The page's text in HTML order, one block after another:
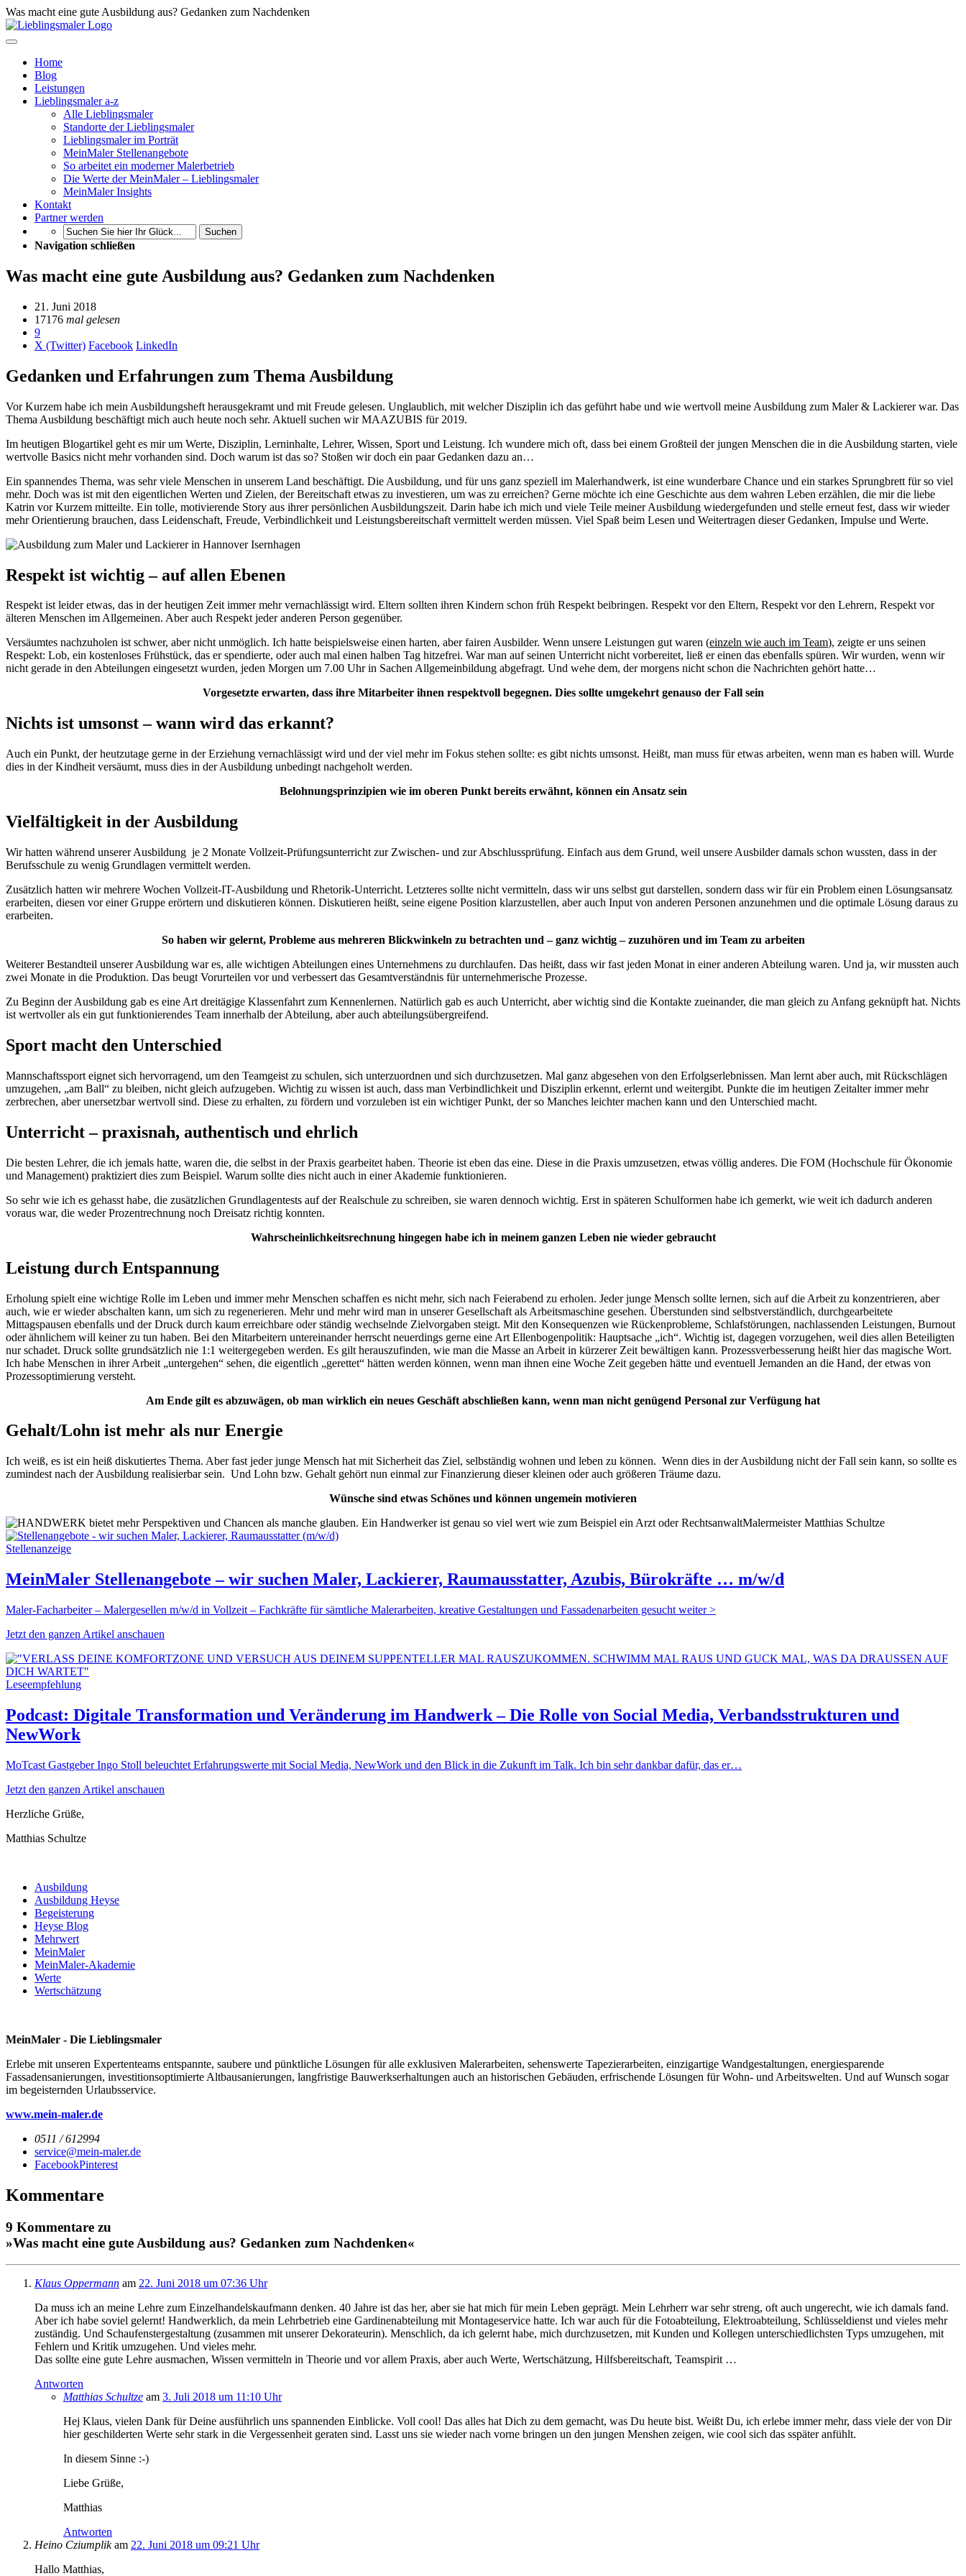
Was macht eine gute Ausbildung aus? Gedanken zum Nachdenken
Home
Blog
Leistungen
Lieblingsmaler a-z
Alle Lieblingsmaler
Standorte der Lieblingsmaler
Lieblingsmaler im Porträt
MeinMaler Stellenangebote
So arbeitet ein moderner Malerbetrieb
Die Werte der MeinMaler – Lieblingsmaler
MeinMaler Insights
Kontakt
Partner werden
Suchen
Navigation schließen
Was macht eine gute Ausbildung aus? Gedanken zum Nachdenken
21. Juni 2018
17176 mal gelesen
9
X (Twitter) Facebook LinkedIn
Gedanken und Erfahrungen zum Thema Ausbildung
Vor Kurzem habe ich mein Ausbildungsheft herausgekramt und mit Freude gelesen. Unglaublich, mit welcher Disziplin ich das geführt habe und wie wertvoll meine Ausbildung zum Maler & Lackierer war. Das
Thema Ausbildung beschäftigt mich auch heute noch sehr. Aktuell suchen wir MAAZUBIS für 2019.
Im heutigen Blogartikel geht es mir um Werte, Disziplin, Lerninhalte, Lehrer, Wissen, Sport und Leistung. Ich wundere mich oft, dass bei einem Großteil der jungen Menschen die in die Ausbildung starten, viele
wertvolle Basics nicht mehr vorhanden sind. Doch warum ist das so? Stoßen wir doch ein paar Gedanken dazu an…
Ein spannendes Thema, was sehr viele Menschen in unserem Land beschäftigt. Die Ausbildung, und für uns ganz speziell im Malerhandwerk, ist eine wunderbare Chance und ein starkes Sprungbrett für so viel
mehr. Doch was ist mit den eigentlichen Werten und Zielen, der Bereitschaft etwas zu investieren, um was zu erreichen? Gerne möchte ich eine Geschichte aus dem wahren Leben erzählen, die mir die liebe
Katrin vor Kurzem mitteilte. Ein tolle, motivierende Story aus ihrer persönlichen Ausbildungszeit. Darin habe ich mich und viele Teile meiner Ausbildung wiedergefunden und stelle erneut fest, dass wir wieder
mehr Orientierung brauchen, dass Leidenschaft, Freude, Verbindlichkeit und Leistungsbereitschaft vermittelt werden müssen. Viel Spaß beim Lesen und Weitertragen dieser Gedanken, Impulse und Werte.
Respekt ist wichtig – auf allen Ebenen
Respekt ist leider etwas, das in der heutigen Zeit immer mehr vernachlässigt wird. Eltern sollten ihren Kindern schon früh Respekt beibringen. Respekt vor den Eltern, Respekt vor den Lehrern, Respekt vor
älteren Menschen im Allgemeinen. Aber auch Respekt jeder anderen Person gegenüber.
Versäumtes nachzuholen ist schwer, aber nicht unmöglich. Ich hatte beispielsweise einen harten, aber fairen Ausbilder. Wenn unsere Leistungen gut waren (einzeln wie auch im Team), zeigte er uns seinen
Respekt: Lob, ein kostenloses Frühstück, das er spendierte, oder auch mal einen halben Tag hitzefrei. War man auf seinen Unterricht nicht vorbereitet, ließ er einen das ebenfalls spüren. Wir wurden, wenn wir
nicht gerade in den Abteilungen eingesetzt wurden, jeden Morgen um 7.00 Uhr in Sachen Allgemeinbildung abgefragt. Und wehe dem, der morgens nicht schon die Nachrichten gehört hatte…
Vorgesetzte erwarten, dass ihre Mitarbeiter ihnen respektvoll begegnen. Dies sollte umgekehrt genauso der Fall sein
Nichts ist umsonst – wann wird das erkannt?
Auch ein Punkt, der heutzutage gerne in der Erziehung vernachlässigt wird und der viel mehr im Fokus stehen sollte: es gibt nichts umsonst. Heißt, man muss für etwas arbeiten, wenn man es haben will. Wurde
dies in der Kindheit versäumt, muss dies in der Ausbildung unbedingt nachgeholt werden.
Belohnungsprinzipien wie im oberen Punkt bereits erwähnt, können ein Ansatz sein
Vielfältigkeit in der Ausbildung
Wir hatten während unserer Ausbildung je 2 Monate Vollzeit-Prüfungsunterricht zur Zwischen- und zur Abschlussprüfung. Einfach aus dem Grund, weil unsere Ausbilder damals schon wussten, dass in der
Berufsschule zu wenig Grundlagen vermittelt werden.
Zusätzlich hatten wir mehrere Wochen Vollzeit-IT-Ausbildung und Rhetorik-Unterricht. Letzteres sollte nicht vermitteln, dass wir uns selbst gut darstellen, sondern dass wir für ein Problem einen Lösungsansatz
erarbeiten, diesen vor einer Gruppe erörtern und diskutieren können. Diskutieren heißt, seine eigene Position klarzustellen, aber auch Input von anderen Personen anzunehmen und die optimale Lösung daraus zu
erarbeiten.
So haben wir gelernt, Probleme aus mehreren Blickwinkeln zu betrachten und – ganz wichtig – zuzuhören und im Team zu arbeiten
Weiterer Bestandteil unserer Ausbildung war es, alle wichtigen Abteilungen eines Unternehmens zu durchlaufen. Das heißt, dass wir fast jeden Monat in einer anderen Abteilung waren. Und ja, wir mussten auch
zwei Monate in die Produktion. Das beugt Vorurteilen vor und verbessert das Gesamtverständnis für unternehmerische Prozesse.
Zu Beginn der Ausbildung gab es eine Art dreitägige Klassenfahrt zum Kennenlernen. Natürlich gab es auch Unterricht, aber wichtig sind die Kontakte zueinander, die man gleich zu Anfang geknüpft hat. Nichts
ist wertvoller als ein gut funktionierendes Team innerhalb der Abteilung, aber auch abteilungsübergreifend.
Sport macht den Unterschied
Mannschaftssport eignet sich hervorragend, um den Teamgeist zu schulen, sich unterzuordnen und sich durchzusetzen. Mal ganz abgesehen von den Erfolgserlebnissen. Man lernt aber auch, mit Rückschlägen
umzugehen, „am Ball“ zu bleiben, nicht gleich aufzugeben. Wichtig zu wissen ist auch, dass man Verbindlichkeit und Disziplin erkennt, erlernt und weitergibt. Punkte die im heutigen Zeitalter immer mehr
zerbrechen, aber unersetzbar wertvoll sind. Diese zu erhalten, zu fördern und vorzuleben ist ein wichtiger Punkt, der so Manches leichter machen kann und den Unterschied macht.
Unterricht – praxisnah, authentisch und ehrlich
Die besten Lehrer, die ich jemals hatte, waren die, die selbst in der Praxis gearbeitet haben. Theorie ist eben das eine. Diese in die Praxis umzusetzen, etwas völlig anderes. Die FOM (Hochschule für Ökonomie
und Management) praktiziert dies zum Beispiel. Warum sollte dies nicht auch in einer Akademie funktionieren.
So sehr wie ich es gehasst habe, die zusätzlichen Grundlagentests auf der Realschule zu schreiben, sie waren dennoch wichtig. Erst in späteren Schulformen habe ich gemerkt, wie weit ich dadurch anderen
voraus war, die weder Prozentrechnung noch Dreisatz richtig konnten.
Wahrscheinlichkeitsrechnung hingegen habe ich in meinem ganzen Leben nie wieder gebraucht
Leistung durch Entspannung
Erholung spielt eine wichtige Rolle im Leben und immer mehr Menschen schaffen es nicht mehr, sich nach Feierabend zu erholen. Jeder junge Mensch sollte lernen, sich auf die Arbeit zu konzentrieren, aber
auch, wie er wieder abschalten kann, um sich zu regenerieren. Mehr und mehr wird man in unserer Gesellschaft als Arbeitsmaschine gesehen. Überstunden sind selbstverständlich, durchgearbeitete
Mittagspausen ebenfalls und der Druck durch kaum erreichbare oder ständig wechselnde Zielvorgaben steigt. Mit den Konsequenzen wie Rückenprobleme, Schlafstörungen, nachlassenden Leistungen, Burnout
oder ähnlichem will keiner zu tun haben. Bei den Mitarbeitern untereinander herrscht neuerdings gerne eine Art Ellenbogenpolitik: Hauptsache „ich“. Wichtig ist, dagegen vorzugehen, weil dies allen Beteiligten
nur schadet. Druck sollte grundsätzlich nie 1:1 weitergegeben werden. Es gilt herauszufinden, wie man die Masse an Arbeit in kürzerer Zeit bewältigen kann. Prozessverbesserung heißt hier das magische Wort.
Ich habe Menschen in ihrer Arbeit „untergehen“ sehen, die eigentlich „gerettet“ hätten werden können, wenn man ihnen eine Woche Zeit gegeben hätte und eventuell Jemanden an die Hand, der etwas von
Prozessoptimierung versteht.
Am Ende gilt es abzuwägen, ob man wirklich ein neues Geschäft abschließen kann, wenn man nicht genügend Personal zur Verfügung hat
Gehalt/Lohn ist mehr als nur Energie
Ich weiß, es ist ein heiß diskutiertes Thema. Aber fast jeder junge Mensch hat mit Sicherheit das Ziel, selbständig wohnen und leben zu können. Wenn dies in der Ausbildung nicht der Fall sein kann, so sollte es
zumindest nach der Ausbildung realisierbar sein. Und Lohn bzw. Gehalt gehört nun einmal zur Finanzierung dieser kleinen oder auch größeren Träume dazu.
Wünsche sind etwas Schönes und können ungemein motivieren
Stellenanzeige
MeinMaler Stellenangebote – wir suchen Maler, Lackierer, Raumausstatter, Azubis, Bürokräfte … m/w/d
Maler-Facharbeiter – Malergesellen m/w/d in Vollzeit – Fachkräfte für sämtliche Malerarbeiten, kreative Gestaltungen und Fassadenarbeiten gesucht weiter >
Jetzt den ganzen Artikel anschauen
Leseempfehlung
Podcast: Digitale Transformation und Veränderung im Handwerk – Die Rolle von Social Media, Verbandsstrukturen und
NewWork
MoTcast Gastgeber Ingo Stoll beleuchtet Erfahrungswerte mit Social Media, NewWork und den Blick in die Zukunft im Talk. Ich bin sehr dankbar dafür, das er…
Jetzt den ganzen Artikel anschauen
Herzliche Grüße,
Matthias Schultze
Ausbildung
Ausbildung Heyse
Begeisterung
Heyse Blog
Mehrwert
MeinMaler
MeinMaler-Akademie
Werte
Wertschätzung
MeinMaler - Die Lieblingsmaler
Erlebe mit unseren Expertenteams entspannte, saubere und pünktliche Lösungen für alle exklusiven Malerarbeiten, sehenswerte Tapezierarbeiten, einzigartige Wandgestaltungen, energiesparende
Fassadensanierungen, investitionsoptimierte Altbausanierungen, langfristige Bauwerkserhaltungen auch an historischen Gebäuden, erfrischende Lösungen für Wohn- und Arbeitswelten. Und auf Wunsch sogar
im begeisternden Urlaubsservice.
www.mein-maler.de
0511 / 612994
service@mein-maler.de
FacebookPinterest
Kommentare
9 Kommentare zu
»Was macht eine gute Ausbildung aus? Gedanken zum Nachdenken«
Klaus Oppermann am 22. Juni 2018 um 07:36 Uhr
Da muss ich an meine Lehre zum Einzelhandelskaufmann denken. 40 Jahre ist das her, aber sie hat mich für mein Leben geprägt. Mein Lehrherr war sehr streng, oft auch ungerecht, wie ich damals fand.
Aber ich habe soviel gelernt! Handwerklich, da mein Lehrbetrieb eine Gardinenabteilung mit Montageservice hatte. Ich war auch für die Fotoabteilung, Elektroabteilung, Schlüsseldienst und vieles mehr
zuständig. Und Schaufenstergestaltung (zusammen mit unserer Dekorateurin). Menschlich, da ich gelernt habe, mich durchzusetzen, mit Kunden und Kollegen unterschiedlichsten Typs umzugehen, mit
Fehlern und Kritik umzugehen. Und vieles mehr.
Das sollte eine gute Lehre ausmachen, Wissen vermitteln in Theorie und vor allem Praxis, aber auch Werte, Wertschätzung, Hilfsbereitschaft, Teamspirit …
Antworten
Matthias Schultze am 3. Juli 2018 um 11:10 Uhr
Hej Klaus, vielen Dank für Deine ausführlich uns spannenden Einblicke. Voll cool! Das alles hat Dich zu dem gemacht, was Du heute bist. Weißt Du, ich erlebe immer mehr, dass viele der von Dir
hier geschilderten Werte sehr stark in die Vergessenheit geraten sind. Lasst uns sie wieder nach vorne bringen un den jungen Menshen zeigen, wie cool sich das sspäter anfühlt.
In diesem Sinne :-)
Liebe Grüße,
Matthias
Antworten
Heino Cziumplik am 22. Juni 2018 um 09:21 Uhr
Hallo Matthias,